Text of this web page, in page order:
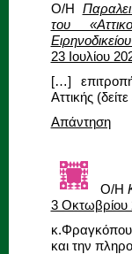
Ο/Η
του
23 Ιουλίου
[…]
Αττικής
Απάντηση
Ο/Η
3 Οκτωβρίου
και την